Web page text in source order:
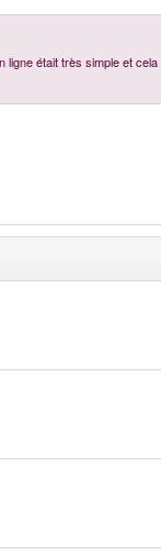
était très simple et